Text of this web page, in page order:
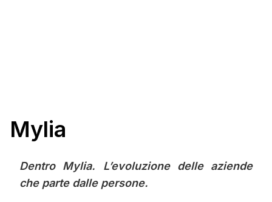
Mylia
Dentro Mylia. L’evoluzione delle aziende
che parte dalle persone.